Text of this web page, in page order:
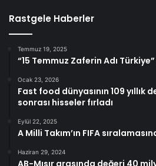
Rastgele Haberler
Temmuz 19, 2025
“15 Temmuz Zaferin Adı
Ocak 23, 2026
Fast food dünyasının 109 yıllık
sonrası hisseler fırladı
Eylül 22, 2025
A Milli Takım’ın FIFA
Haziran 29, 2024